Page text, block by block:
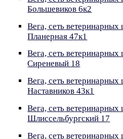
Большевиков 6к2
Вега, сеть
Планерная 47к1
Вега, сеть
Сиреневый 18
Вега, сеть
Наставников 43к1
Вега, сеть
Шлиссельбургский 17
Вега, сеть